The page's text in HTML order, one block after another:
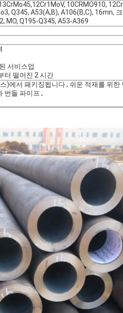
10CRMO910,
Q345, A53(A,B), A106(B,C), 16mn,
MO, Q195-Q345, A53-A369
서비스업
터 떨어진 2 시간.
)에서 패키징됩니다 ; 쉬운 적재를 위한
번들 파이프 ;